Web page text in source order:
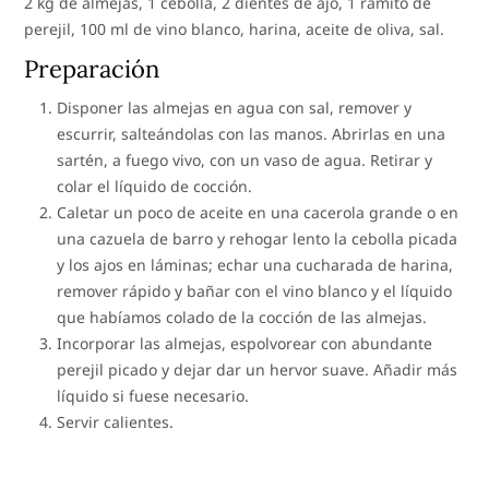
perejil, 100 ml de vino blanco, harina, aceite de oliva, sal.
Preparación
Disponer las almejas en agua con sal, remover y
escurrir, salteándolas con las manos. Abrirlas en una
sartén, a fuego vivo, con un vaso de agua. Retirar y
colar el líquido de cocción.
Caletar un poco de aceite en una cacerola grande o en
una cazuela de barro y rehogar lento la cebolla picada
y los ajos en láminas; echar una cucharada de harina,
remover rápido y bañar con el vino blanco y el líquido
que habíamos colado de la cocción de las almejas.
Incorporar las almejas, espolvorear con abundante
perejil picado y dejar dar un hervor suave. Añadir más
líquido si fuese necesario.
Servir calientes.